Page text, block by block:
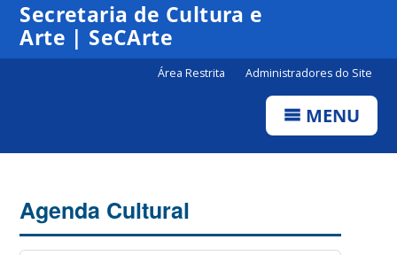
Secretaria de Cultura e
Arte | SeCArte
Área Restrita Administradores do Site
MENU
Agenda Cultural